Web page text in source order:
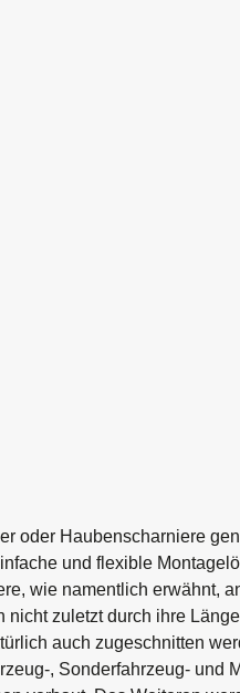
oder Haubenscharniere
und flexible
wie namentlich erwähnt,
nicht zuletzt durch ihre
auch zugeschnitten
, Sonderfahrzeug- und